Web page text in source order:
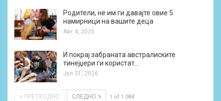
Родители, не им ги давајте овие 5
намирници на вашите деца
Авг 4, 2026
И покрај забраната австралиските
тинејџери ги користат…
Јул 31, 2026
ПРЕТХОДНО СЛЕДНО 1 of 1.084